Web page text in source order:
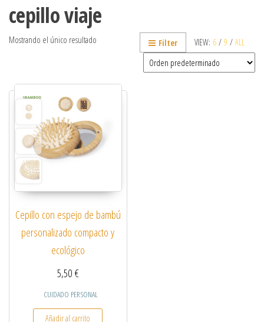
cepillo viaje
VIEW: 6 / 9 / ALL
Filter
Mostrando el único resultado
Cepillo con espejo de bambú
personalizado compacto y
ecológico
5,50€
CUIDADO PERSONAL
Añadir al carrito